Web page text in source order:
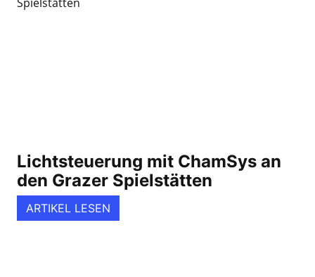
Lichtsteuerung mit ChamSys an
den Grazer Spielstätten
ARTIKEL LESEN